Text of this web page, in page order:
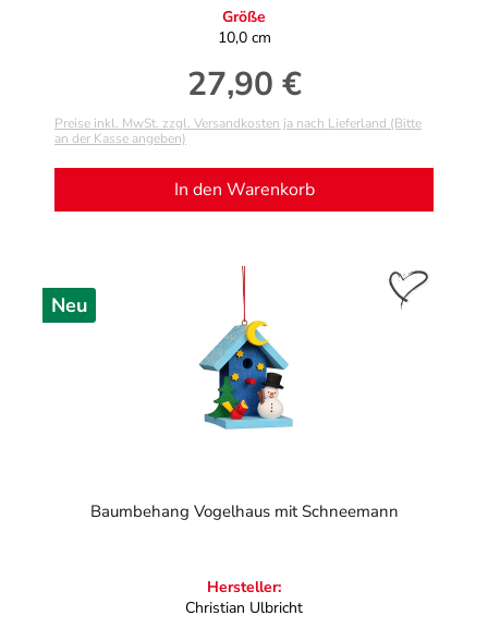
Größe
10,0 cm
Regulärer Preis:
27,90 €
Preise inkl. MwSt. zzgl. Versandkosten ja nach Lieferland (Bitte
an der Kasse angeben)
In den Warenkorb
Neu
Baumbehang Vogelhaus mit Schneemann
Hersteller:
Christian Ulbricht